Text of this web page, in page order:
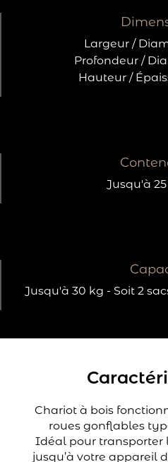
Largeur /
Profondeur /
Hauteur /
Jusqu'à
Jusqu'à 30 kg - Soit 2
Chariot à bois
roues gonflables
Idéal pour transporter
jusqu’à votre appareil